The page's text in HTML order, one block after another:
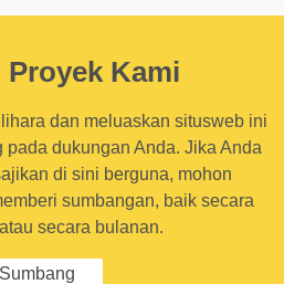
Kami
dan meluaskan situsweb ini
dukungan Anda. Jika Anda
di sini berguna, mohon
sumbangan, baik secara
secara bulanan.
Sumbang